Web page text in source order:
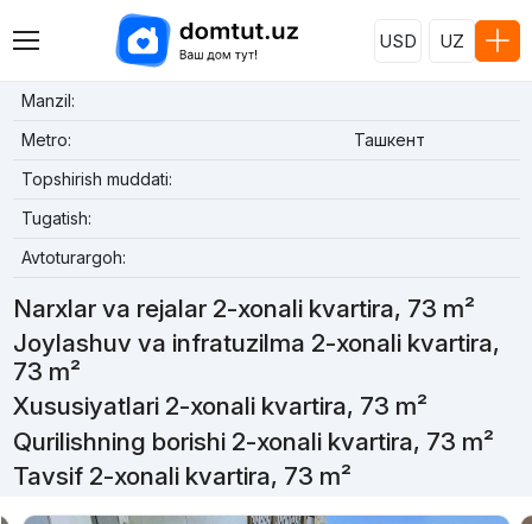
USD UZ
Manzil:
Metro:
Ташкент
Topshirish muddati:
Tugatish:
Avtoturargoh:
Narxlar va rejalar 2-xonali kvartira, 73 m²
Joylashuv va infratuzilma 2-xonali kvartira,
73 m²
Xususiyatlari 2-xonali kvartira, 73 m²
Qurilishning borishi 2-xonali kvartira, 73 m²
Tavsif 2-xonali kvartira, 73 m²